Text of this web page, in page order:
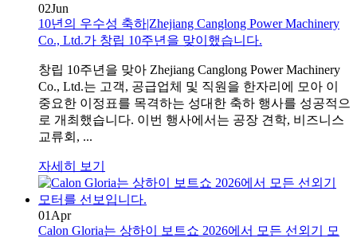
02Jun
10년의 우수성 축하|Zhejiang Canglong Power Machinery
Co., Ltd.가 창립 10주년을 맞이했습니다.
창립 10주년을 맞아 Zhejiang Canglong Power Machinery
Co., Ltd.는 고객, 공급업체 및 직원을 한자리에 모아 이
중요한 이정표를 목격하는 성대한 축하 행사를 성공적으
로 개최했습니다. 이번 행사에서는 공장 견학, 비즈니스
교류회, ...
자세히 보기
01 Apr
Calon Gloria는 상하이 보트쇼 2026에서 모든 선외기 모